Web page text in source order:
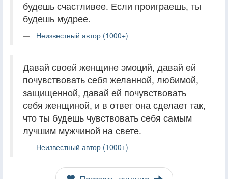
будешь счастливее. Если проиграешь, ты
будешь мудрее.
Неизвестный автор (1000+)
Давай своей женщине эмоций, давай ей
почувствовать себя желанной, любимой,
защищенной, давай ей почувствовать
себя женщиной, и в ответ она сделает так,
что ты будешь чувствовать себя самым
лучшим мужчиной на свете.
Неизвестный автор (1000+)